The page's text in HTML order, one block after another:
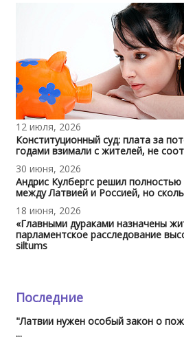
12 июля, 2026
Конституционный суд: плата за
годами взимали с жителей, не
30 июня, 2026
Андрис Кулбергс решил
между Латвией и Россией, но
18 июня, 2026
«Главными дураками назначены
парламентское расследование
siltums
Последние
"Латвии нужен особый закон о
...